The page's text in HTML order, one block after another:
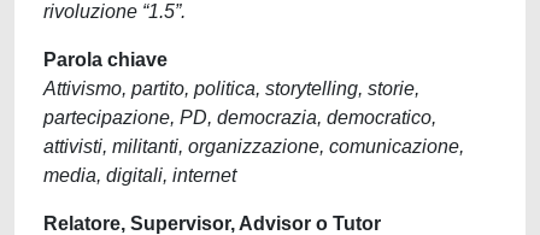
rivoluzione “1.5”.
Parola chiave
Attivismo, partito, politica, storytelling, storie,
partecipazione, PD, democrazia, democratico,
attivisti, militanti, organizzazione, comunicazione,
media, digitali, internet
Relatore, Supervisor, Advisor o Tutor